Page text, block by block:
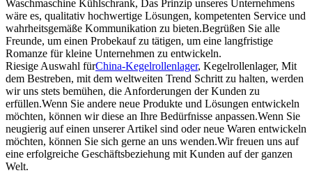
Waschmaschine Kühlschrank, Das Prinzip unseres Unternehmens
wäre es, qualitativ hochwertige Lösungen, kompetenten Service und
wahrheitsgemäße Kommunikation zu bieten.Begrüßen Sie alle
Freunde, um einen Probekauf zu tätigen, um eine langfristige
Romanze für kleine Unternehmen zu entwickeln.
Riesige Auswahl fürChina-Kegelrollenlager, Kegelrollenlager, Mit
dem Bestreben, mit dem weltweiten Trend Schritt zu halten, werden
wir uns stets bemühen, die Anforderungen der Kunden zu
erfüllen.Wenn Sie andere neue Produkte und Lösungen entwickeln
möchten, können wir diese an Ihre Bedürfnisse anpassen.Wenn Sie
neugierig auf einen unserer Artikel sind oder neue Waren entwickeln
möchten, können Sie sich gerne an uns wenden.Wir freuen uns auf
eine erfolgreiche Geschäftsbeziehung mit Kunden auf der ganzen
Welt.